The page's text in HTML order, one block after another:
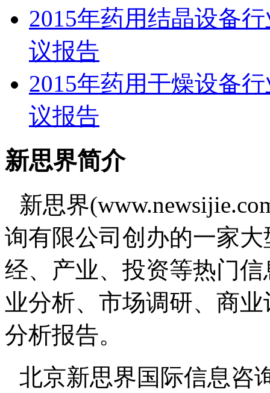
2015年药用结晶设备
议报告
2015年药用干燥设备
议报告
新思界简介
新思界
询有限公司创办的一家
经、产业、投资等热门
业分析、市场调研、商
分析报告。
北京新思界国际信息咨